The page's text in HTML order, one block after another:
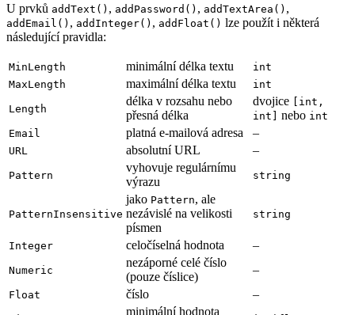
U prvků addText() , addPassword() , addTextArea() ,
addEmail() , addInteger() , addFloat() lze použít i některá
následující pravidla:
MinLength minimální délka textu
int
MaxLength
maximální délka textu int
Length
délka v rozsahu nebo
přesná délka
dvojice
[int,
int]
nebo int
Email
platná e-mailová adresa –
URL absolutní URL –
Pattern
vyhovuje regulárnímu
výrazu
string
PatternInsensitive
jako Pattern, ale
nezávislé na velikosti
písmen
string
Integer celočíselná hodnota –
Numeric
nezáporné celé číslo
(pouze číslice)
–
Float číslo –
minimální hodnota